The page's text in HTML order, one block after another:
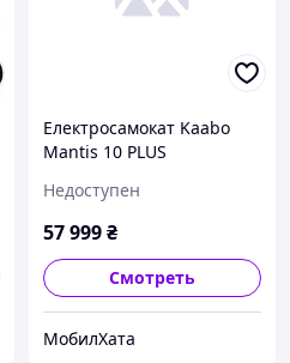
Електросамокат Kaabo
Mantis 10 PLUS
Недоступен
57 999₴
Смотреть
МобилХата